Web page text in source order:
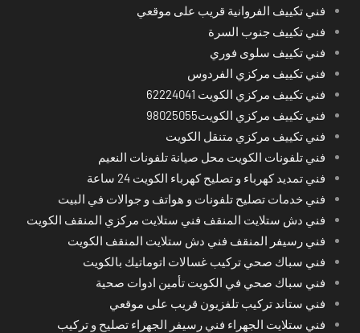
فني تكييف الفروانية قريب على موقعي
فني تكييف جنوب السرة
فني تكييف سلوى فوري
فني تكييف مركزي الفردوس
فني تكييف مركزي الكويت 62224041
فني تكييف مركزي الكويت98025055
فني تكييف مركزي متنقل الكويت
فني تلفونات الكويت محل صيانة تلفونات النعيم
فني تمديد كهرباء و تصليح كهرباء الكويت 24 ساعة
فني خدمات تصليح تلفونات و هواتف و جوالات في البيت
فني دش ستلايت المنقف فني ستلايت مركزي المنقف الكويت
فني رسيفر المنقف فني دش ستلايت المنقف الكويت
فني سباك صحي تركيب غسالات اتوماتيك بالكويت
فني سباك صحي في الكويت تأمين ادوات صحية
فني ستاند تركيب تلفزيون قريب على موقعي
فني ستلايت الجهراء فني رسيفر الجهراء تصليح و تركيب